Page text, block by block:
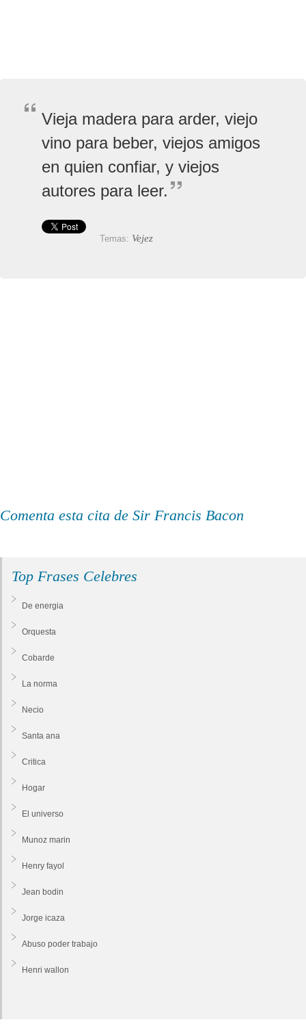
Vieja madera para arder, viejo
vino para beber, viejos amigos
en quien confiar, y viejos
autores para leer.
Temas: Vejez
Comenta esta cita de Sir Francis Bacon
Top Frases Celebres
De energia
Orquesta
Cobarde
La norma
Necio
Santa ana
Critica
Hogar
El universo
Munoz marin
Henry fayol
Jean bodin
Jorge icaza
Abuso poder trabajo
Henri wallon